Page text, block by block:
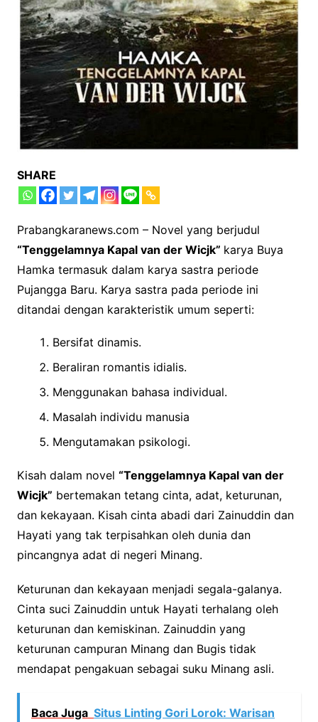
SHARE
Prabangkaranews.com – Novel yang berjudul
“Tenggelamnya Kapal van der Wicjk” karya Buya
Hamka termasuk dalam karya sastra periode
Pujangga Baru. Karya sastra pada periode ini
ditandai dengan karakteristik umum seperti:
Bersifat dinamis.
Beraliran romantis idialis.
Menggunakan bahasa individual.
Masalah individu manusia
Mengutamakan psikologi.
Kisah dalam novel “Tenggelamnya Kapal van der
Wicjk” bertemakan tetang cinta, adat, keturunan,
dan kekayaan. Kisah cinta abadi dari Zainuddin dan
Hayati yang tak terpisahkan oleh dunia dan
pincangnya adat di negeri Minang.
Keturunan dan kekayaan menjadi segala-galanya.
Cinta suci Zainuddin untuk Hayati terhalang oleh
keturunan dan kemiskinan. Zainuddin yang
keturunan campuran Minang dan Bugis tidak
mendapat pengakuan sebagai suku Minang asli.
Baca Juga Situs Linting Gori Lorok: Warisan